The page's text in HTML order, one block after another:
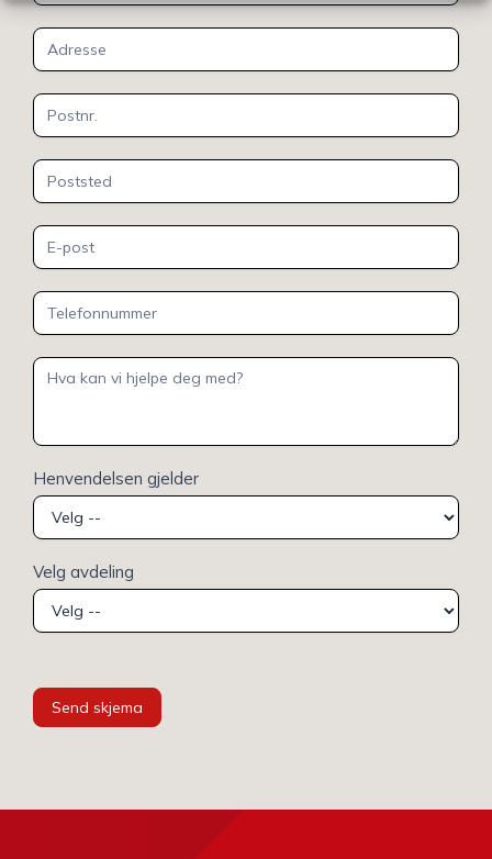
oss
Henvendelsen gjelder
Velg avdeling
Send skjema